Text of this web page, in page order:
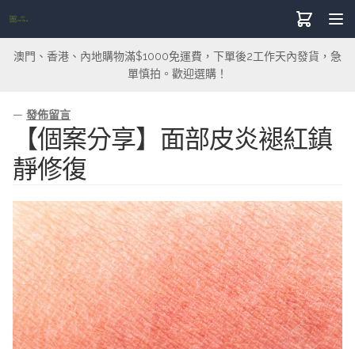
澳門、香港、內地購物滿$1000免運費，下單後2工作天內發貨，急
單慎拍。歡迎選購！
— 發佈留言
【個案分享】面部皮炎褪紅鎮
靜修復